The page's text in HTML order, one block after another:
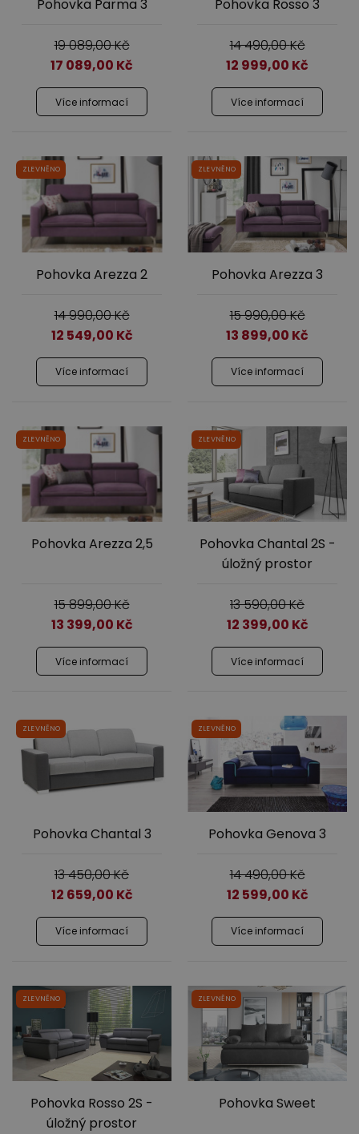
Pohovka Parma 3
19 089,00Kč
17 089,00 Kč
Více informací
Pohovka Rosso 3
14 490,00Kč
12 999,00 Kč
Více informací
ZLEVNĚNO
Pohovka Arezza 2
14 990,00Kč
12 549,00 Kč
Více informací
ZLEVNĚNO
Pohovka Arezza 3
15 990,00Kč
13 899,00 Kč
Více informací
ZLEVNĚNO
Pohovka Arezza 2,5
15 899,00Kč
13 399,00 Kč
Více informací
ZLEVNĚNO
Pohovka Chantal 2S -
úložný prostor
13 590,00Kč
12 399,00 Kč
Více informací
ZLEVNĚNO
Pohovka Chantal 3
13 450,00Kč
12 659,00 Kč
Více informací
ZLEVNĚNO
Pohovka Genova 3
14 490,00Kč
12 599,00 Kč
Více informací
ZLEVNĚNO
Pohovka Rosso 2S -
úložný prostor
ZLEVNĚNO
Pohovka Sweet